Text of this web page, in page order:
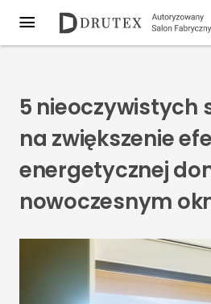
5 nieoczywistych
na zwiększenie
energetycznej
nowoczesnym